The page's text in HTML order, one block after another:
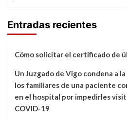
Entradas recientes
Cómo solicitar el certificado de
Un Juzgado de Vigo condena a
los familiares de una paciente
en el hospital por impedirles
COVID-19